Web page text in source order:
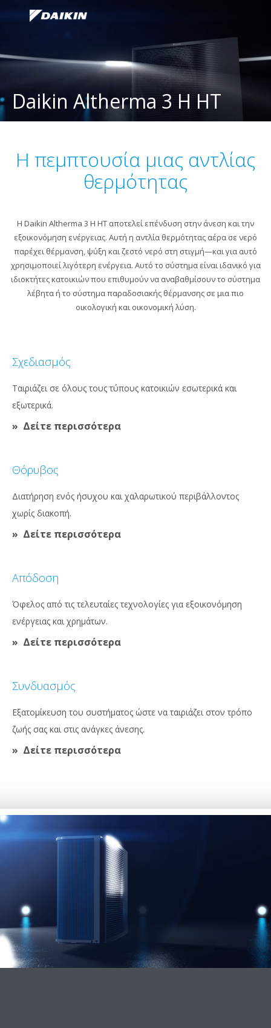
Daikin Altherma 3 H HT
Η πεμπτουσία μιας αντλίας
θερμότητας
Η Daikin Altherma 3 H HT αποτελεί επένδυση στην άνεση και την
εξοικονόμηση ενέργειας. Αυτή η αντλία θερμότητας αέρα σε νερό
παρέχει θέρμανση, ψύξη και ζεστό νερό στη στιγμή—και για αυτό
χρησιμοποιεί λιγότερη ενέργεια. Αυτό το σύστημα είναι ιδανικό για
ιδιοκτήτες κατοικιών που επιθυμούν να αναβαθμίσουν το σύστημα
λέβητα ή το σύστημα παραδοσιακής θέρμανσης σε μια πιο
οικολογική και οικονομική λύση.
Σχεδιασμός
Ταιριάζει σε όλους τους τύπους κατοικιών εσωτερικά και
εξωτερικά.
Δείτε περισσότερα
Θόρυβος
Διατήρηση ενός ήσυχου και χαλαρωτικού περιβάλλοντος
χωρίς διακοπή.
Δείτε περισσότερα
Απόδοση
Όφελος από τις τελευταίες τεχνολογίες για εξοικονόμηση
ενέργειας και χρημάτων.
Δείτε περισσότερα
Συνδυασμός
Εξατομίκευση του συστήματος ώστε να ταιριάζει στον τρόπο
ζωής σας και στις ανάγκες άνεσης.
Δείτε περισσότερα